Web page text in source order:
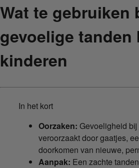
Wat te gebruiken
gevoelige tanden
kinderen
In het kort
Oorzaken:Gevoeligheid
veroorzaakt door gaatjes,
doorkomen van nieuwe,
Aanpak: Een zachte